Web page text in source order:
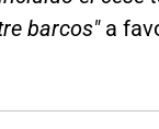
barcos" a